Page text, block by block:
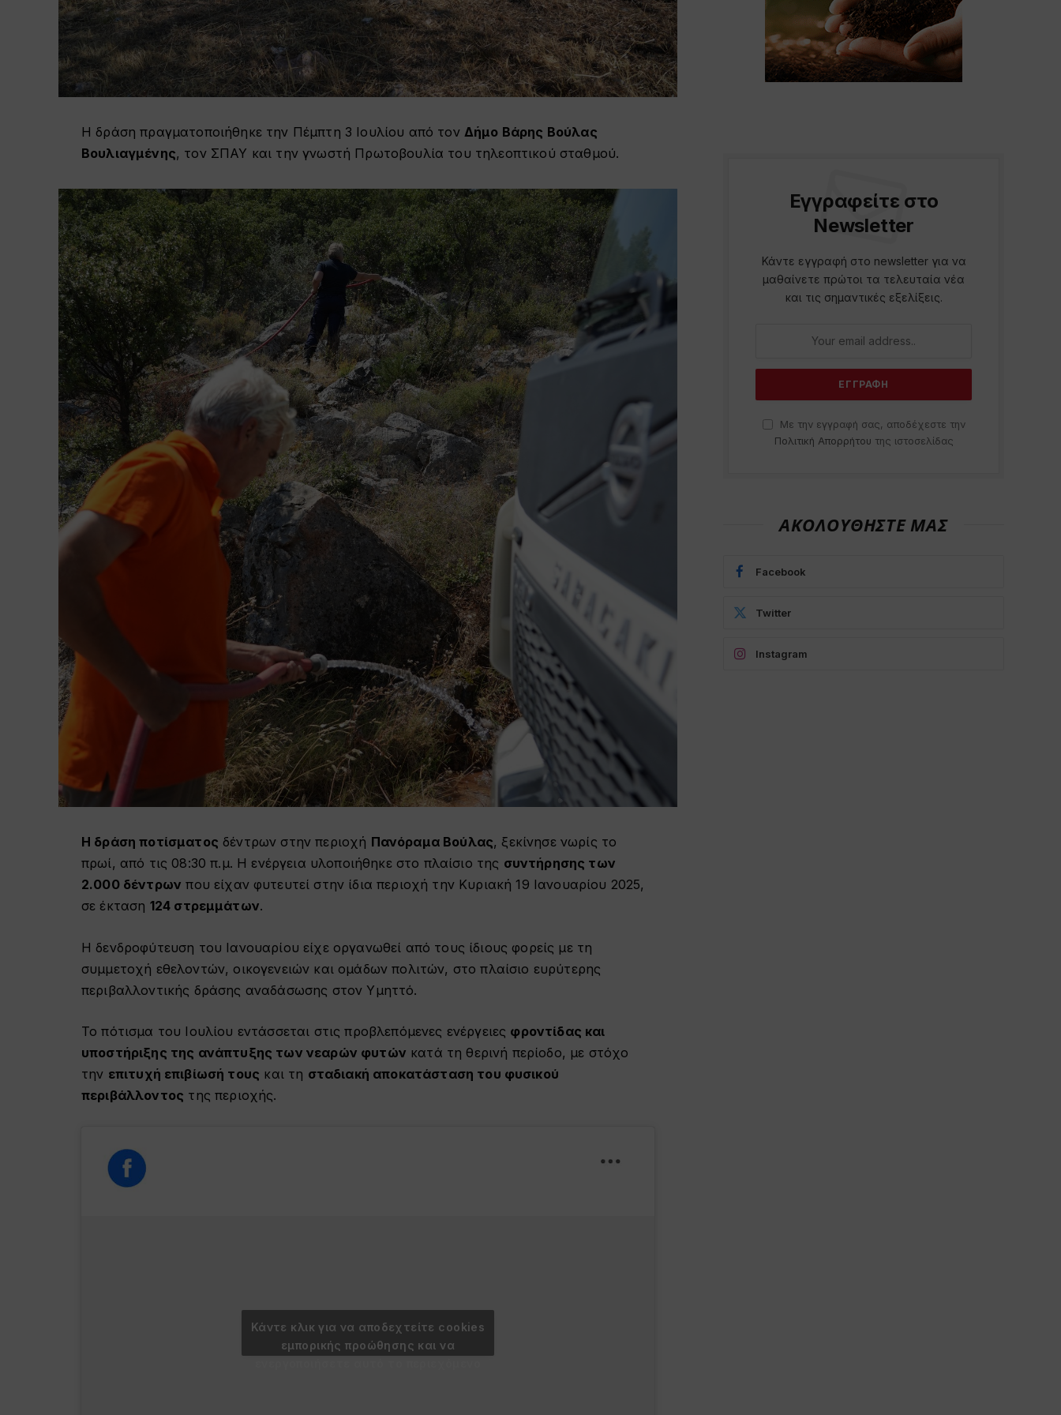
Η δράση πραγματοποιήθηκε την Πέμπτη 3 Ιουλίου από τον Δήμο Βάρης Βούλας
Βουλιαγμένης, τον ΣΠΑΥ και την γνωστή Πρωτοβουλία του τηλεοπτικού σταθμού.
Η δράση ποτίσματος δέντρων στην περιοχή Πανόραμα Βούλας, ξεκίνησε νωρίς το
πρωί, από τις 08:30 π.μ. Η ενέργεια υλοποιήθηκε στο πλαίσιο της συντήρησης των
2.000 δέντρων που είχαν φυτευτεί στην ίδια περιοχή την Κυριακή 19 Ιανουαρίου 2025,
σε έκταση 124 στρεμμάτων.
Η δενδροφύτευση του Ιανουαρίου είχε οργανωθεί από τους ίδιους φορείς με τη
συμμετοχή εθελοντών, οικογενειών και ομάδων πολιτών, στο πλαίσιο ευρύτερης
περιβαλλοντικής δράσης αναδάσωσης στον Υμηττό.
Το πότισμα του Ιουλίου εντάσσεται στις προβλεπόμενες ενέργειες φροντίδας και
υποστήριξης της ανάπτυξης των νεαρών φυτών κατά τη θερινή περίοδο, με στόχο
την επιτυχή επιβίωσή τους και τη σταδιακή αποκατάσταση του φυσικού
περιβάλλοντος της περιοχής.
Κάντε κλικ για να αποδεχτείτε cookies
εμπορικής προώθησης και να
Εγγραφείτε στο
Newsletter
Κάντε εγγραφή στο newsletter για να
μαθαίνετε πρώτοι τα τελευταία νέα
και τις σημαντικές εξελίξεις.
Με την εγγραφή σας, αποδέχεστε την
Πολιτική Απορρήτου της ιστοσελίδας
ΑΚΟΛΟΥΘΗΣΤΕ ΜΑΣ
Facebook
Twitter
Instagram